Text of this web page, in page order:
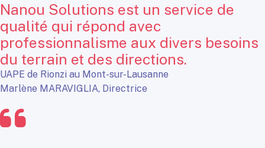
Nanou Solutions est un service de
qualité qui répond avec
professionnalisme aux divers besoins
du terrain et des directions.
UAPE de Rionzi au Mont-sur-Lausanne
Marlène MARAVIGLIA, Directrice